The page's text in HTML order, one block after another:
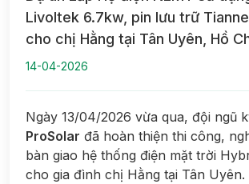
Livoltek 6.7kw, pin lưu trữ
cho chị Hằng tại Tân Uyên, Hồ
14-04-2026
Ngày 13/04/2026 vừa qua, đội ngũ
ProSolar đã hoàn thiện thi công,
bàn giao hệ thống điện mặt trời
cho gia đình chị Hằng tại Tân Uyên.